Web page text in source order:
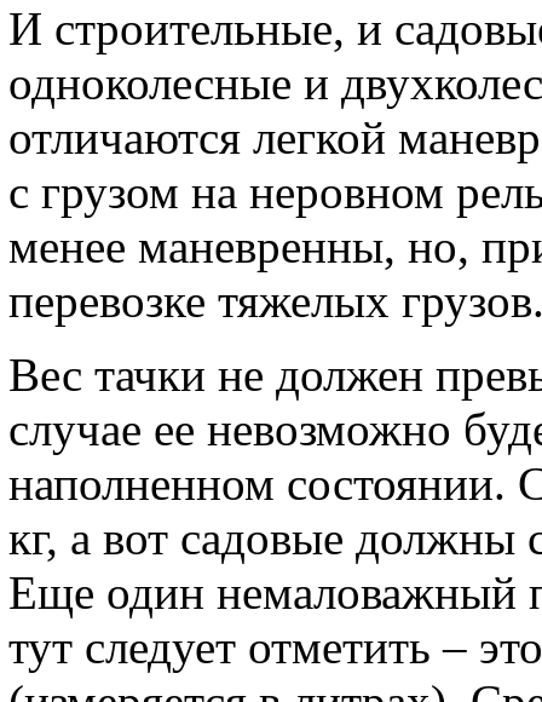
И строительные, и
одноколесные и
отличаются легкой
с грузом на неровном
менее маневренны, но,
перевозке тяжелых
Вес тачки не должен
случае ее невозможно
наполненном состоянии.
кг, а вот садовые должны
Еще один немаловажный
тут следует отметить –